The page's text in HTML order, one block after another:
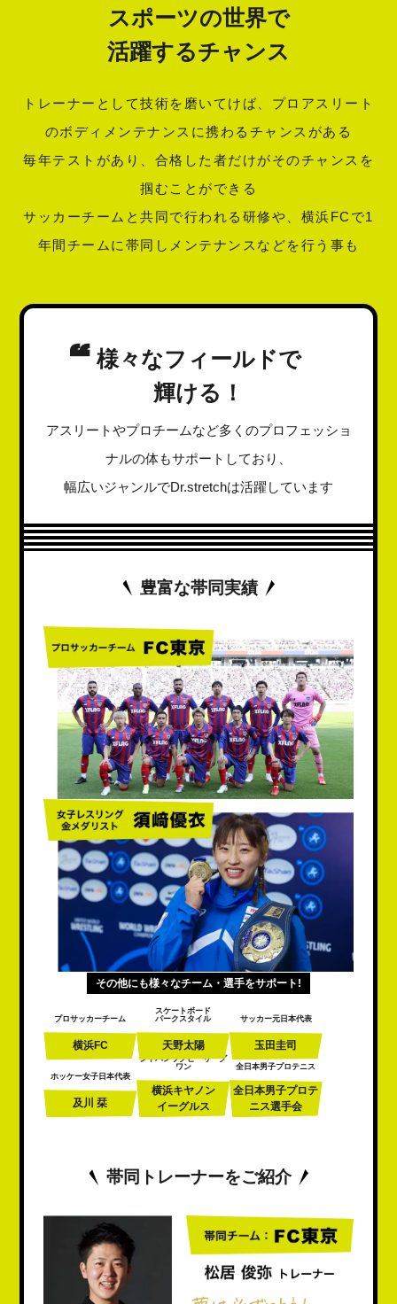
スポーツの世界で
活躍するチャンス
トレーナーとして技術を磨いてけば、プロアスリート
のボディメンテナンスに携わるチャンスがある
毎年テストがあり、合格した者だけがそのチャンスを
掴むことができる
サッカーチームと共同で行われる研修や、横浜FCで1
年間チームに帯同しメンテナンスなどを行う事も
様々なフィールドで
輝ける！
アスリートやプロチームなど多くのプロフェッショ
ナルの体もサポートしており、
幅広いジャンルでDr.stretchは活躍しています
豊富な帯同実績
その他にも様々なチーム・選手をサポート!
プロサッカーチーム
横浜FC
スケートボード
パークスタイル
天野太陽
サッカー元日本代表
玉田圭司
ホッケー女子日本代表
及川 栞
ジャパンラグビーリーグ
ワン
横浜キヤノン
イーグルス
全日本男子プロテニス
全日本男子プロテ
ニス選手会
帯同トレーナーをご紹介